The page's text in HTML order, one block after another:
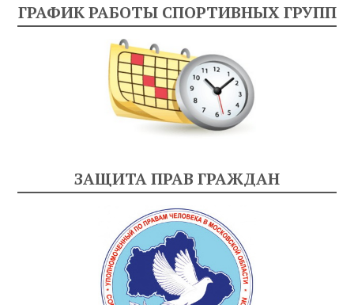
ГРАФИК РАБОТЫ СПОРТИВНЫХ ГРУПП
ЗАЩИТА ПРАВ ГРАЖДАН